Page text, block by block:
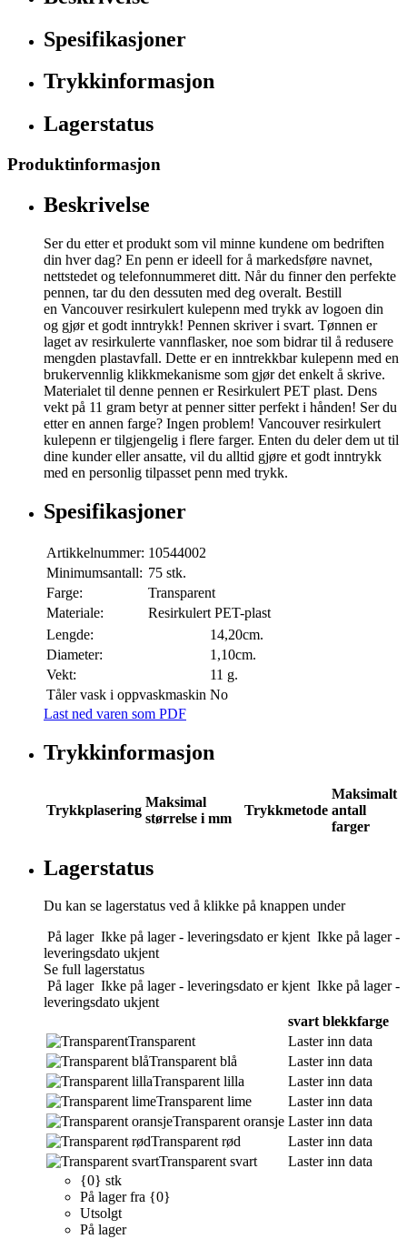
Spesifikasjoner
Trykkinformasjon
Lagerstatus
Produktinformasjon
Beskrivelse
Ser du etter et produkt som vil minne kundene om bedriften
din hver dag? En penn er ideell for å markedsføre navnet,
nettstedet og telefonnummeret ditt. Når du finner den perfekte
pennen, tar du den dessuten med deg overalt. Bestill
en Vancouver resirkulert kulepenn med trykk av logoen din
og gjør et godt inntrykk! Pennen skriver i svart. Tønnen er
laget av resirkulerte vannflasker, noe som bidrar til å redusere
mengden plastavfall. Dette er en inntrekkbar kulepenn med en
brukervennlig klikkmekanisme som gjør det enkelt å skrive.
Materialet til denne pennen er Resirkulert PET plast. Dens
vekt på 11 gram betyr at penner sitter perfekt i hånden! Ser du
etter en annen farge? Ingen problem! Vancouver resirkulert
kulepenn er tilgjengelig i flere farger. Enten du deler dem ut til
dine kunder eller ansatte, vil du alltid gjøre et godt inntrykk
med en personlig tilpasset penn med trykk.
Spesifikasjoner
Artikkelnummer: 10544002
Minimumsantall: 75 stk.
Farge:
Transparent
Materiale:
Resirkulert PET-plast
Lengde:
14,20cm.
Diameter:
1,10cm.
Vekt:
11 g.
Tåler vask i oppvaskmaskin No
Last ned varen som PDF
Trykkinformasjon
Trykkplasering
Maksimal
størrelse i mm
Trykkmetode
Maksimalt
antall
farger
Lagerstatus
Du kan se lagerstatus ved å klikke på knappen under
På lager Ikke på lager - leveringsdato er kjent Ikke på lager -
leveringsdato ukjent
Se full lagerstatus
På lager Ikke på lager - leveringsdato er kjent Ikke på lager -
leveringsdato ukjent
svart blekkfarge
Transparent
Laster inn data
Transparent blå
Laster inn data
Transparent lilla
Laster inn data
Transparent lime
Laster inn data
Transparent oransje Laster inn data
Transparent rød
Laster inn data
Transparent svart
Laster inn data
{0} stk
På lager fra {0}
Utsolgt
På lager